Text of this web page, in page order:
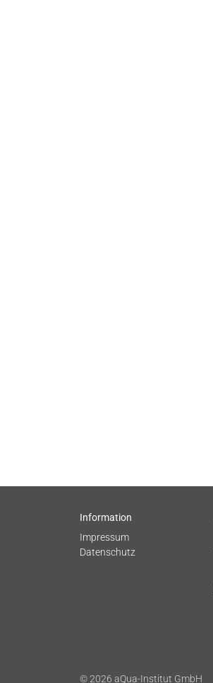
Information
Impressum
Datenschutz
© 2026 aQua-Institut GmbH